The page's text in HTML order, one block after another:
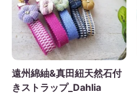
遠州綿紬&真田紐天然石付
きストラップ_Dahlia